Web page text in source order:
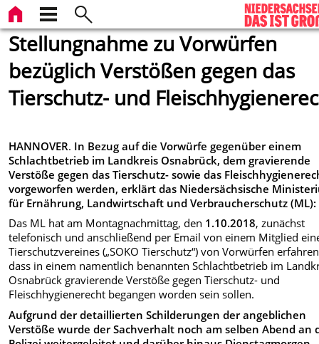
Stellungnahme zu Vorwürfen
bezüglich Verstößen gegen das
Tierschutz- und
HANNOVER. In Bezug auf die Vorwürfe gegenüber einem
Schlachtbetrieb im Landkreis Osnabrück, dem gravierende
Verstöße gegen das Tierschutz- sowie das
vorgeworfen werden, erklärt das Niedersächsische
für Ernährung, Landwirtschaft und Verbraucherschutz (ML):
Das ML hat am Montagnachmittag, den 1.10.2018, zunächst
telefonisch und anschließend per Email von einem Mitglied
Tierschutzvereines („SOKO Tierschutz“) von Vorwürfen
dass in einem namentlich benannten Schlachtbetrieb im
Osnabrück gravierende Verstöße gegen Tierschutz- und
Fleischhygienerecht begangen worden sein sollen.
Aufgrund der detaillierten Schilderungen der angeblichen
Verstöße wurde der Sachverhalt noch am selben Abend an